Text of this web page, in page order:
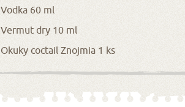
Vodka 60 ml
Vermut dry 10 ml
Okuky coctail Znojmia 1 ks